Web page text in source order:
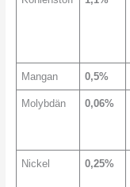
Mangan 0,5%
Molybdän 0,06%
Nickel 0,25%